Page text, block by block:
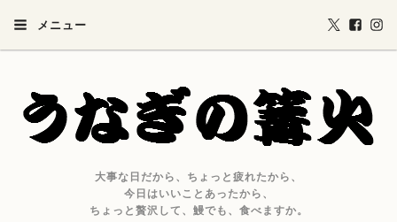
メニュー
大事な日だから、ちょっと疲れたから、
今日はいいことあったから、
ちょっと贅沢して、鰻でも、食べますか。